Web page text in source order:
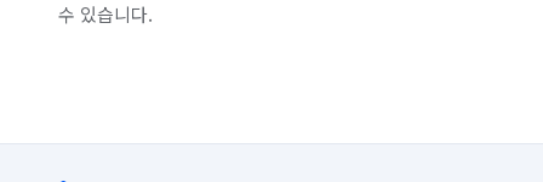
수 있습니다.